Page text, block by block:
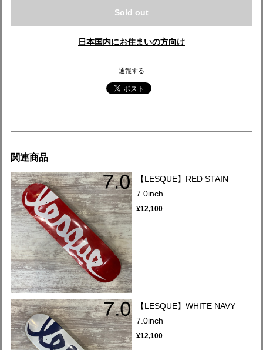
Sold out
日本国内にお住まいの方向け
通報する
関連商品
【LESQUE】RED STAIN
7.0inch
¥12,100
【LESQUE】WHITE NAVY
7.0inch
¥12,100